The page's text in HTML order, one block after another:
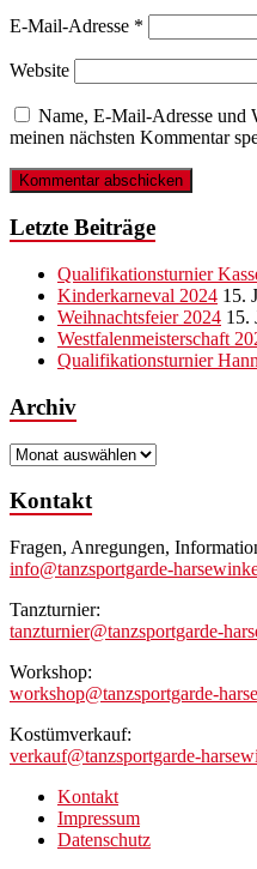
E-Mail-Adresse *
Website
Name, E-Mail-Adresse und
meinen nächsten Kommentar
Letzte Beiträge
Qualifikationsturnier
Kinderkarneval 2024 15.
Weihnachtsfeier 2024 15.
Westfalenmeisterschaft
Qualifikationsturnier
Archiv
Archiv
Kontakt
Fragen, Anregungen,
info@tanzsportgarde-
Tanzturnier:
tanzturnier@tanzsportgarde-
Workshop:
workshop@tanzsportgarde-
Kostümverkauf:
verkauf@tanzsportgarde-
Kontakt
Impressum
Datenschutz